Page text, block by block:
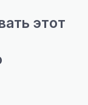
этот